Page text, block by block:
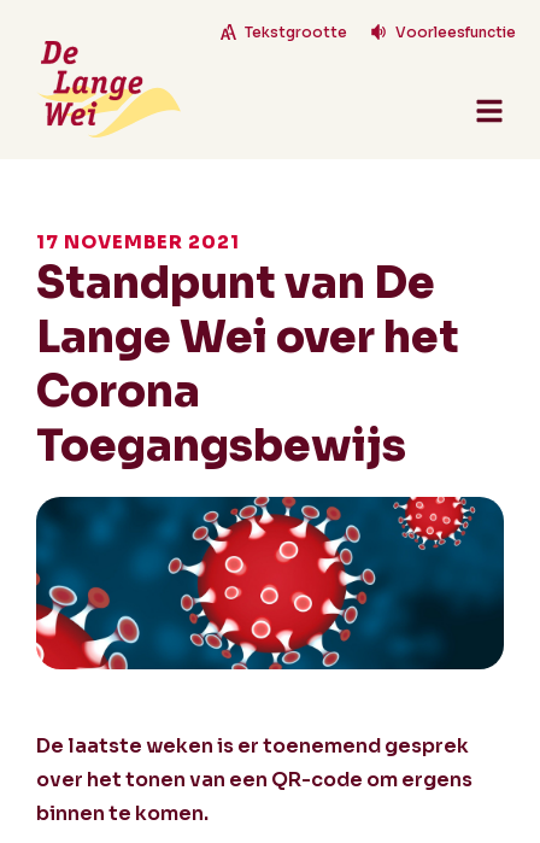
Tekstgrootte Voorleesfunctie
17 NOVEMBER 2021
Standpunt van De
Lange Wei over het
Corona
Toegangsbewijs
De laatste weken is er toenemend gesprek
over het tonen van een QR-code om ergens
binnen te komen.